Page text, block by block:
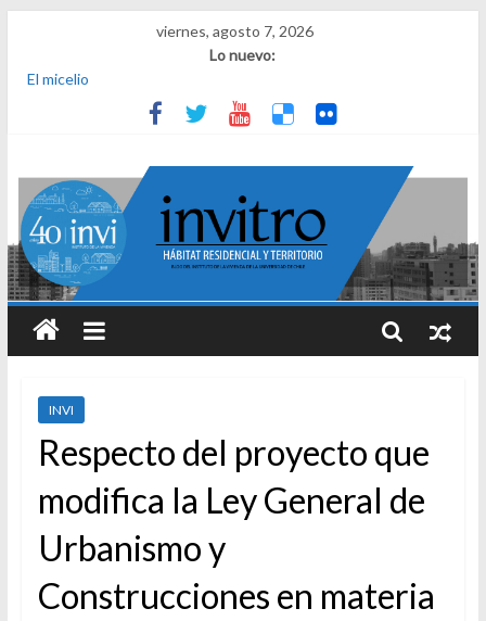
viernes, agosto 7, 2026
Lo nuevo:
El micelio
Receta para viajar al pasado
Una noche y el amanecer en Dignidad
INVI
El derecho a habitar
INVI
Respecto del proyecto que
modifica la Ley General de
Urbanismo y
Construcciones en materia